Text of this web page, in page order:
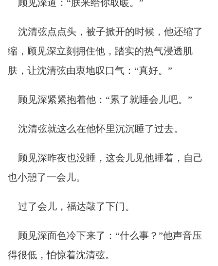
顾见深道：“朕来给你取暖。”
沈清弦点点头，被子掀开的时候，他还缩了
缩，顾见深立刻拥住他，踏实的热气浸透肌
肤，让沈清弦由衷地叹口气：“真好。”
顾见深紧紧抱着他：“累了就睡会儿吧。”
沈清弦就这么在他怀里沉沉睡了过去。
顾见深昨夜也没睡，这会儿见他睡着，自己
也小憩了一会儿。
过了会儿，福达敲了下门。
顾见深面色冷下来了：“什么事？”他声音压
得很低，怕惊着沈清弦。